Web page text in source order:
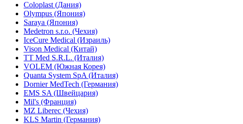
Coloplast (Дания)
Olympus (Япония)
Saraya (Япония)
Medetron s.r.o. (Чехия)
IceCure Medical (Израиль)
Vison Medical (Китай)
TT Med S.R.L. (Италия)
VOLEM (Южная Корея)
Quanta System SpA (Италия)
Dornier MedTech (Германия)
EMS SA (Швейцария)
Mil's (Франция)
MZ Liberec (Чехия)
KLS Martin (Германия)